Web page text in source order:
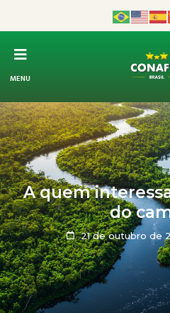
MENU
A quem
do
21 de outubro de